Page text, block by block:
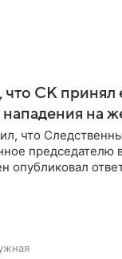
СК принял
нападения на
что
председателю
опубликовал